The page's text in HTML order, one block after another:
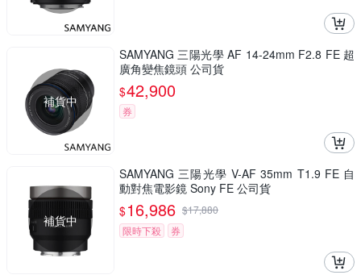
補貨中
SAMYANG 三陽光學 AF 14-24mm F2.8 FE 超
廣角變焦鏡頭 公司貨
$42,900
券
補貨中
SAMYANG 三陽光學 V-AF 35mm T1.9 FE 自
動對焦電影鏡 Sony FE 公司貨
$16,986 $17,880
限時下殺
券